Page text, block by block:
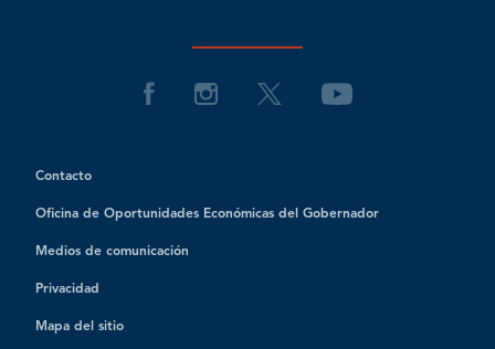
Contacto
Oficina de Oportunidades Económicas del Gobernador
Medios de comunicación
Privacidad
Mapa del sitio